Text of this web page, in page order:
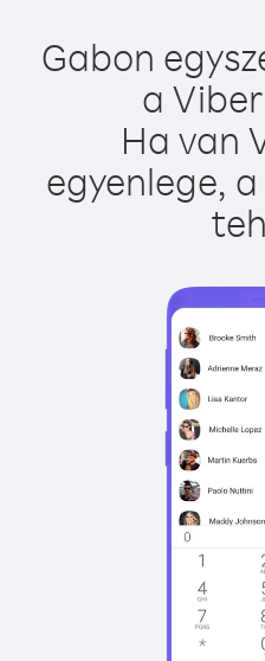
Gabon
a
Ha van
egyenlege,